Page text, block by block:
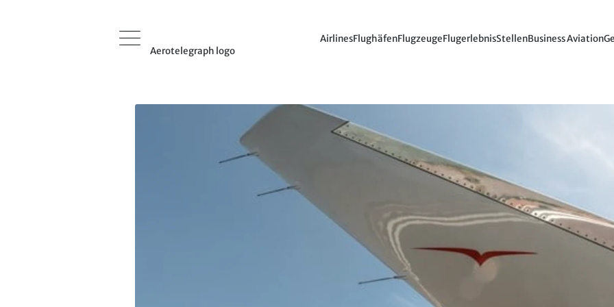
Aerotelegraph logo
AirlinesFlughäfenFlugzeugeFlugerlebnisStellenBusiness Aviation